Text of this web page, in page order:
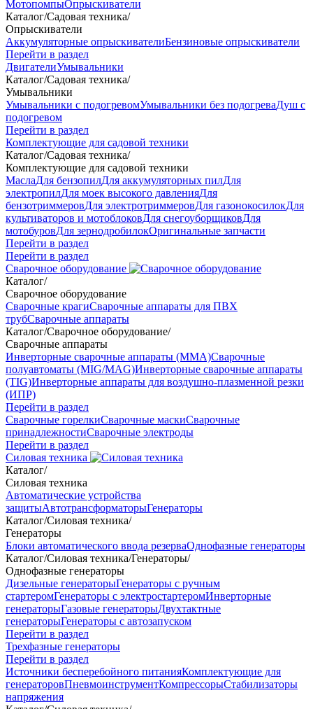
МотопомпыОпрыскиватели
Каталог/Садовая техника/
Опрыскиватели
Аккумуляторные опрыскивателиБензиновые опрыскиватели
Перейти в раздел
ДвигателиУмывальники
Каталог/Садовая техника/
Умывальники
Умывальники с подогревомУмывальники без подогреваДуш с
подогревом
Перейти в раздел
Комплектующие для садовой техники
Каталог/Садовая техника/
Комплектующие для садовой техники
МаслаДля бензопилДля аккумуляторных пилДля
электропилДля моек высокого давленияДля
бензотриммеровДля электротриммеровДля газонокосилокДля
культиваторов и мотоблоковДля снегоуборщиковДля
мотобуровДля зернодробилокОригинальные запчасти
Перейти в раздел
Перейти в раздел
Сварочное оборудование
Каталог/
Сварочное оборудование
Сварочные крагиСварочные аппараты для ПВХ
трубСварочные аппараты
Каталог/Сварочное оборудование/
Сварочные аппараты
Инверторные сварочные аппараты (ММА)Сварочные
полуавтоматы (MIG/MAG)Инверторные сварочные аппараты
(TIG)Инверторные аппараты для воздушно-плазменной резки
(ИПР)
Перейти в раздел
Сварочные горелкиСварочные маскиСварочные
принадлежностиСварочные электроды
Перейти в раздел
Силовая техника
Каталог/
Силовая техника
Автоматические устройства
защитыАвтотрансформаторыГенераторы
Каталог/Силовая техника/
Генераторы
Блоки автоматического ввода резерваОднофазные генераторы
Каталог/Силовая техника/Генераторы/
Однофазные генераторы
Дизельные генераторыГенераторы с ручным
стартеромГенераторы с электростартеромИнверторные
генераторыГазовые генераторыДвухтактные
генераторыГенераторы с автозапуском
Перейти в раздел
Трехфазные генераторы
Перейти в раздел
Источники бесперебойного питанияКомплектующие для
генераторовПневмоинструментКомпрессорыСтабилизаторы
напряжения